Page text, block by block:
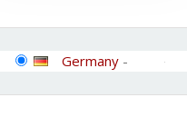
Germany -